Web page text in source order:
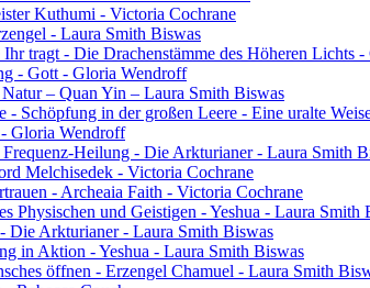
Kuthumi - Victoria Cochrane
- Laura Smith Biswas
tragt - Die Drachenstämme des Höheren Lichts -
- Gott - Gloria Wendroff
– Quan Yin – Laura Smith Biswas
- Schöpfung in der großen Leere - Eine uralte
Gloria Wendroff
Heilung - Die Arkturianer - Laura Smith
Melchisedek - Victoria Cochrane
- Archeaia Faith - Victoria Cochrane
Physischen und Geistigen - Yeshua - Laura Smith
Die Arkturianer - Laura Smith Biswas
in Aktion - Yeshua - Laura Smith Biswas
öffnen - Erzengel Chamuel - Laura Smith